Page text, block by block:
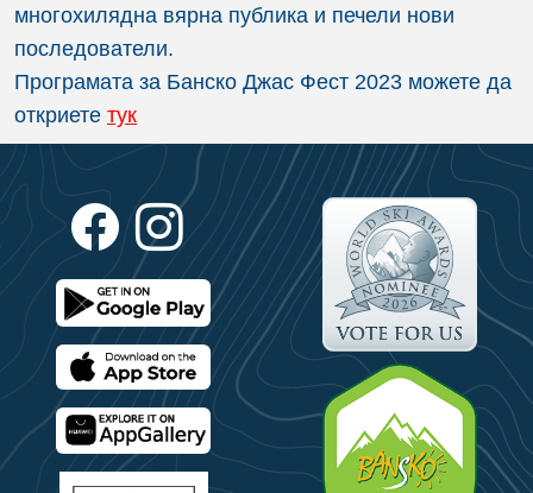
многохилядна вярна публика и печели нови
последователи.
Програмата за Банско Джас Фест 2023 можете да
откриете тук